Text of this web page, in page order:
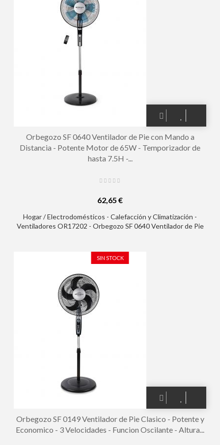
Orbegozo SF 0640 Ventilador de Pie con Mando a
Distancia - Potente Motor de 65W - Temporizador de
hasta 7.5H -...
62,65 €
Hogar / Electrodomésticos - Calefacción y Climatización -
Ventiladores OR17202 - Orbegozo SF 0640 Ventilador de Pie
LED - Practico y Eficiente
SIN STOCK
Orbegozo SF 0149 Ventilador de Pie Clasico - Potente y
Economico - 3 Velocidades - Funcion Oscilante - Altura...